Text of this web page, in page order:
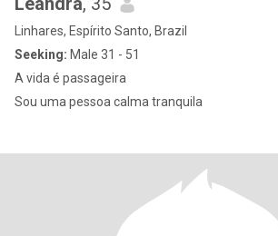
Linhares, Espírito Santo, Brazil
Seeking: Male 31 - 51
A vida é passageira
Sou uma pessoa calma tranquila